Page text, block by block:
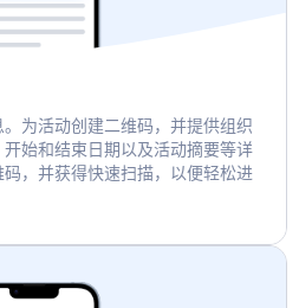
为活动创建二维码，并提供组织
始和结束日期以及活动摘要等详
，并获得快速扫描，以便轻松进